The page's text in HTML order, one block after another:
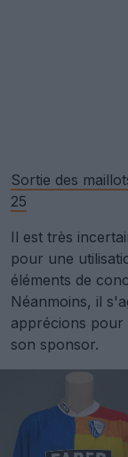
Sortie des
25
Il est très
pour une
éléments de
Néanmoins, il
apprécions pour
son sponsor.